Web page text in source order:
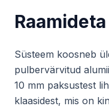
Süsteem koosneb
pulbervärvitud
10 mm paksustest
klaasidest, mis on